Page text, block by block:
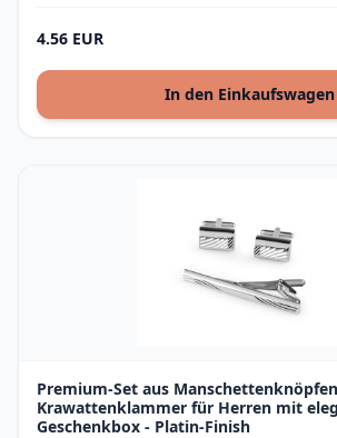
4.56 EUR
In den Einkaufswagen
Premium-Set aus
Krawattenklammer für Herren mit
Geschenkbox - Platin-Finish